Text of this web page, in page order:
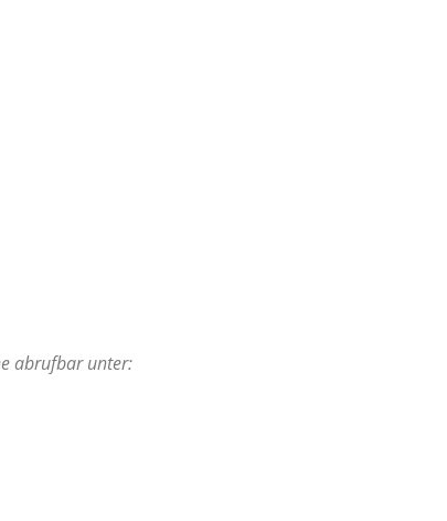
abrufbar unter: